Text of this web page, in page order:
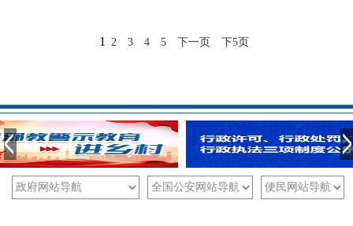
1 2 3 4 5 下一页 下5页